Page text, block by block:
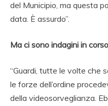
del Municipio, ma questa
data. È assurdo”.
Ma ci sono indagini in
“Guardi, tutte le volte che
le forze dell’ordine
della videosorveglianza.